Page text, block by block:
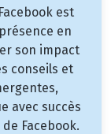
est
en
son impact
conseils et
avec succès
Facebook.